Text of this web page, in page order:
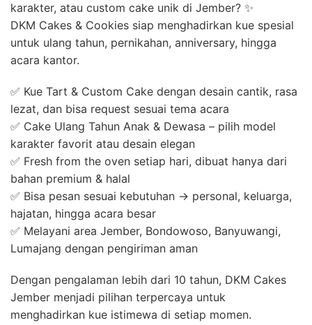
karakter, atau custom cake unik di Jember? ✨
DKM Cakes & Cookies siap menghadirkan kue spesial
untuk ulang tahun, pernikahan, anniversary, hingga
acara kantor.
✅ Kue Tart & Custom Cake dengan desain cantik, rasa
lezat, dan bisa request sesuai tema acara
✅ Cake Ulang Tahun Anak & Dewasa – pilih model
karakter favorit atau desain elegan
✅ Fresh from the oven setiap hari, dibuat hanya dari
bahan premium & halal
✅ Bisa pesan sesuai kebutuhan → personal, keluarga,
hajatan, hingga acara besar
✅ Melayani area Jember, Bondowoso, Banyuwangi,
Lumajang dengan pengiriman aman
Dengan pengalaman lebih dari 10 tahun, DKM Cakes
Jember menjadi pilihan terpercaya untuk
menghadirkan kue istimewa di setiap momen.